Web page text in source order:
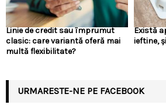
Linie de credit sau împrumut
clasic: care variantă oferă mai
multă flexibilitate?
Există
ieftine,
URMARESTE-NE PE FACEBOOK